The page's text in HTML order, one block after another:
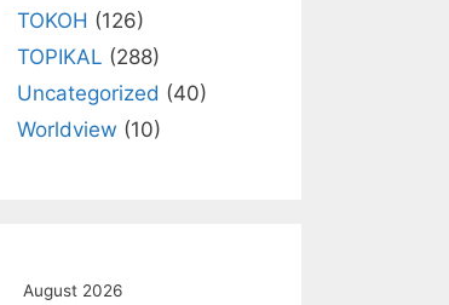
TOKOH (126)
TOPIKAL (288)
Uncategorized (40)
Worldview (10)
August 2026